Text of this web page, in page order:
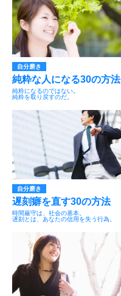
自分磨き
純粋な人になる30の方法
純粋になるのではない。
純粋を取り戻すのだ。
自分磨き
遅刻癖を直す30の方法
時間厳守は、社会の基本。
遅刻とは、あなたの信用を失う行為。